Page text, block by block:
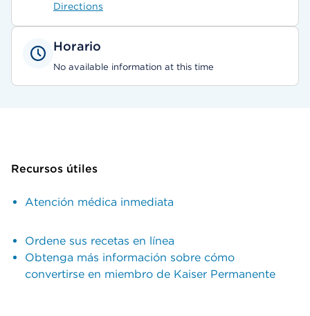
Directions
Horario
No available information at this time
Recursos útiles
Atención médica inmediata
Ordene sus recetas en línea
Obtenga más información sobre cómo
convertirse en miembro de Kaiser Permanente